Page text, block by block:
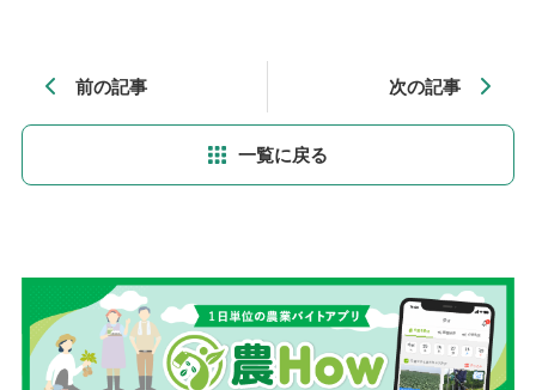
前の記事
一覧に戻る
次の記事